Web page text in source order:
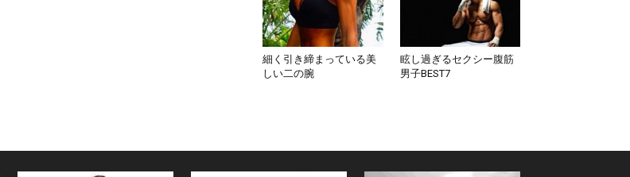
細く引き締まっている美
しい二の腕
眩し過ぎるセクシー腹筋
男子BEST7